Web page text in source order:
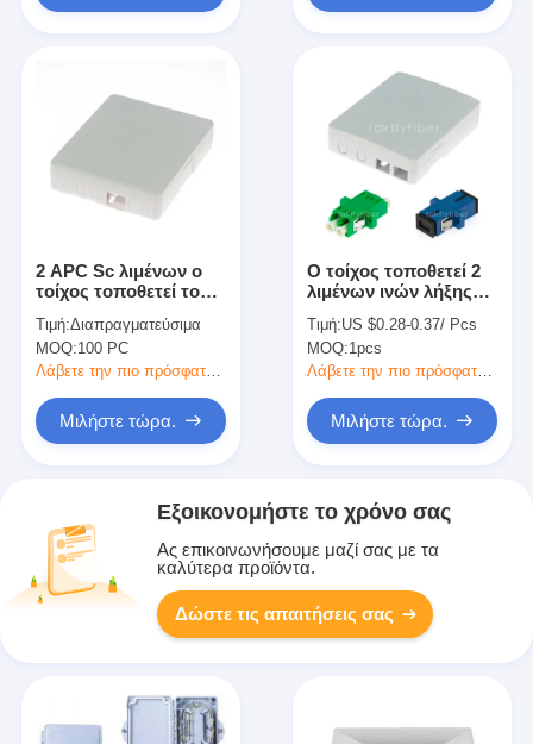
2 APC Sc λιμένων ο
τοίχος τοποθετεί το
κιβώτιο 2 πυρήνων
Τιμή:Διαπραγματεύσιμα
MOQ:100 PC
Λάβετε την πιο πρόσφατη τιμή
Μιλήστε τώρα.
Ο τοίχος τοποθετεί 2
λιμένων ινών λήξης
πρόσβασης οπτικής
ίνας κιβωτίων το
πλαστικό μίνι
Τιμή:US $0.28-0.37/ Pcs
MOQ:1pcs
Λάβετε την πιο πρόσφατη τιμή
Μιλήστε τώρα.
Εξοικονομήστε το χρόνο σας
Ας επικοινωνήσουμε μαζί σας με τα
καλύτερα προϊόντα.
Δώστε τις απαιτήσεις σας